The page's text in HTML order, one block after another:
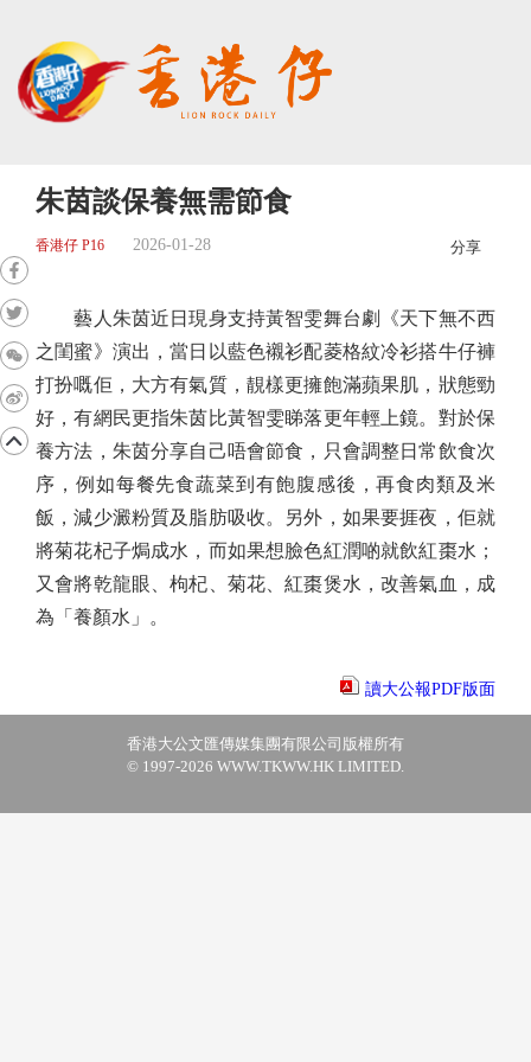
朱茵談保養無需節食
香港仔 P16 2026-01-28 分享
藝人朱茵近日現身支持黃智雯舞台劇《天下無不西
之閨蜜》演出，當日以藍色襯衫配菱格紋冷衫搭牛仔褲
打扮嘅佢，大方有氣質，靚樣更擁飽滿蘋果肌，狀態勁
好，有網民更指朱茵比黃智雯睇落更年輕上鏡。對於保
養方法，朱茵分享自己唔會節食，只會調整日常飲食次
序，例如每餐先食蔬菜到有飽腹感後，再食肉類及米
飯，減少澱粉質及脂肪吸收。另外，如果要捱夜，佢就
將菊花杞子焗成水，而如果想臉色紅潤啲就飲紅棗水；
又會將乾龍眼、枸杞、菊花、紅棗煲水，改善氣血，成
為「養顏水」。
讀大公報PDF版面
香港大公文匯傳媒集團有限公司版權所有
© 1997-2026 WWW.TKWW.HK LIMITED.